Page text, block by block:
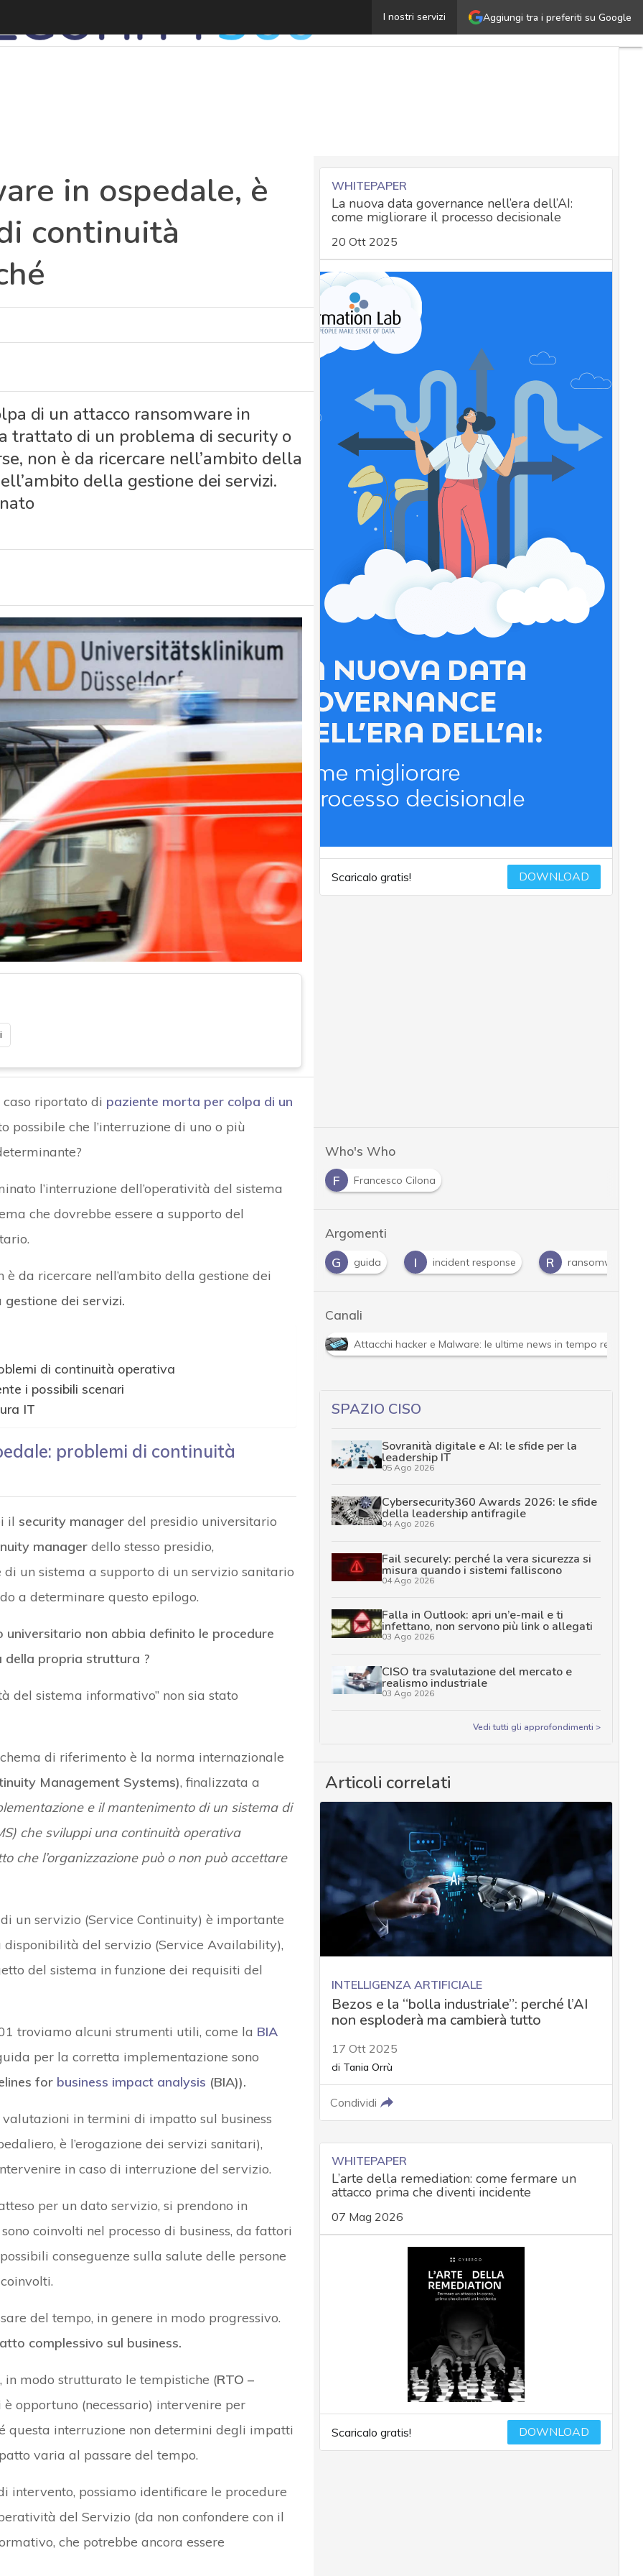
Aggiungi tra i preferiti su Google
I nostri servizi
Morte per ransomware in ospedale, è stato un
in ospedale, è
continuità
di un attacco ransomware in
trattato di un problema di security o
non è da ricercare nell’ambito della
della gestione dei servizi.
riportato di paziente morta per colpa di un
possibile che l’interruzione di uno o più
l’interruzione dell’operatività del sistema
che dovrebbe essere a supporto del
da ricercare nell’ambito della gestione dei
gestione dei servizi.
di continuità operativa
i possibili scenari
IT
problemi di continuità
il security managerdel presidio universitario
managerdello stesso presidio,
un sistema a supporto di un servizio sanitario
a determinare questo epilogo.
universitario non abbia definito le procedure
propria struttura ?
del sistema informativo” non sia stato
di riferimento è la norma internazionale
Management Systems), finalizzata a
e il mantenimento di un sistema di
che sviluppi una continuità operativa
che l’organizzazione può o non può accettare
un servizio (Service Continuity) è importante
del servizio (Service Availability),
del sistema in funzione dei requisiti del
troviamo alcuni strumenti utili, come la BIA
per la corretta implementazione sono
for business impact analysis (BIA)).
in termini di impatto sul business
è l’erogazione dei servizi sanitari),
in caso di interruzione del servizio.
per un dato servizio, si prendono in
coinvolti nel processo di business, da fattori
conseguenze sulla salute delle persone
del tempo, in genere in modo progressivo.
complessivo sul business.
in modo strutturato le tempistiche (RTO –
opportuno (necessario) intervenire per
questa interruzione non determini degli impatti
varia al passare del tempo.
intervento, possiamo identificare le procedure
del Servizio (da non confondere con il
che potrebbe ancora essere
WHITEPAPER
La nuova data governance nell’era dell’AI:
come migliorare il processo decisionale
20 Ott 2025
Scaricalo gratis! DOWNLOAD
Who's Who
F
Francesco Cilona
Argomenti
G guida I incident response R ransomware
Canali
Attacchi hacker e Malware: le ultime news in tempo reale e
SPAZIO CISO
Sovranità digitale e AI: le sfide per la
leadership IT
05 Ago 2026
Cybersecurity360 Awards 2026: le sfide
della leadership antifragile
04 Ago 2026
Fail securely: perché la vera sicurezza si
misura quando i sistemi falliscono
04 Ago 2026
Falla in Outlook: apri un’e-mail e ti
infettano, non servono più link o allegati
03 Ago 2026
CISO tra svalutazione del mercato e
realismo industriale
03 Ago 2026
Vedi tutti gli approfondimenti >
Articoli correlati
INTELLIGENZA ARTIFICIALE
Bezos e la “bolla industriale”: perché l’AI
non esploderà ma cambierà tutto
17 Ott 2025
di Tania Orrù
Condividi
WHITEPAPER
L’arte della remediation: come fermare un
attacco prima che diventi incidente
07 Mag 2026
Scaricalo gratis! DOWNLOAD